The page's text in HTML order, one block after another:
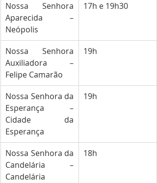
Nossa Senhora
Aparecida –
Neópolis
17h e 19h30
Nossa Senhora
Auxiliadora –
Felipe Camarão
19h
Nossa Senhora da
Esperança –
Cidade da
Esperança
19h
Nossa Senhora da
Candelária –
Candelária
18h